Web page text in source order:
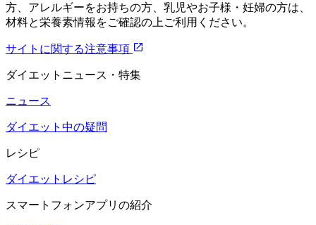
方、アレルギーをお持ちの方、乳児やお子様・妊婦の方は、
材料と栄養素情報をご確認の上ご利用ください。
サイトに関する注意事項
ダイエットニュース・特集
ニュース
ダイエット中の疑問
レシピ
ダイエットレシピ
スマートフォンアプリの紹介